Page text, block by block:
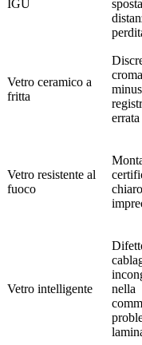
IGU
Vetro ceramico a
fritta
errata
Vetro resistente al
fuoco
Vetro intelligente
nella